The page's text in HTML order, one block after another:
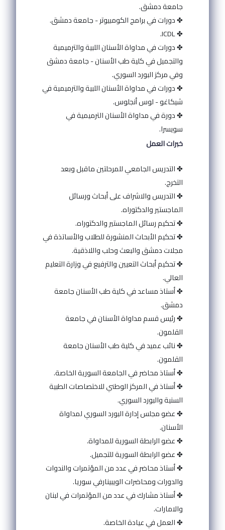
جامعة دمشق.
✤ دورات في برامج الكومبيوتر - جامعة دمشق.
✤ ICDL.
✤ دورات في مداواة الأسنان اللبية والترميمية
والتجميل في كلية طب الأسنان - جامعة دمشق
وفي مركز البورد السوري.
✤ دورات في مداواة الأسنان اللبية والترميمية في
شيكاغو - لوس أنجلوس.
✤ دورة في مداواة الأسنان الترميمية في
سويسرا.
خبرات العمل
✤ التدريس الجامعي للمرحلتين ماقبل وبعد
التخرج.
✤ التدريس والاشراف على أبحاث ورسائل
الماجستير والدكتوراه.
✤ تحكيم رسائل الماجستير والدكتوراه.
✤ تحكيم الأبحاث المنشورة للطلاب والأساتذة في
مجلات دمشق والبعث وحلب واللاذقية.
✤ تحكيم أبحاث التعيين والترفيع في وزارة التعليم
العالي.
✤ أستاذ مساعد في كلية طب الأسنان جامعة
دمشق.
✤ رئيس قسم مداواة الأسنان في جامعة
القلمون.
✤ نائب عميد في كلية طب الأسنان جامعة
القلمون.
✤ أستاذ محاضر في الجامعة السورية الخاصة.
✤ أستاذ في المركز الوطني للاختصاصات الطبية
السنية والبورد السوري.
✤ عضو مجلس إدارة البورد السوري لمداواة
الأسنان.
✤ عضو الرابطة السورية للمداواة.
✤ عضو الرابطة السورية للتجميل.
✤ أستاذ محاضر في عدد من المؤتمرات والندوات
والدورات ومحاضرات الويبينارفي سوريا.
✤ أستاذ مشارك في عدد من المؤتمرات في لبنان
والامارات.
✤ العمل في عيادة الخاصة.